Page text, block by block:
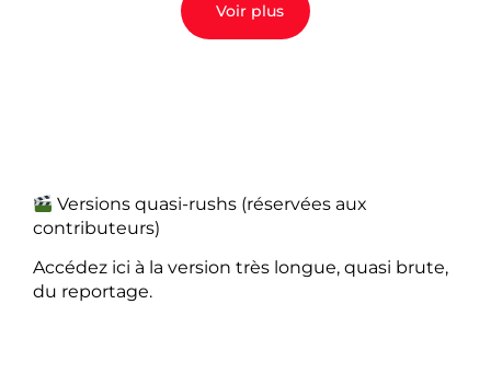
Voir plus
Versions quasi-rushs (réservées aux
contributeurs)
Accédez ici à la version très longue, quasi brute,
du reportage.